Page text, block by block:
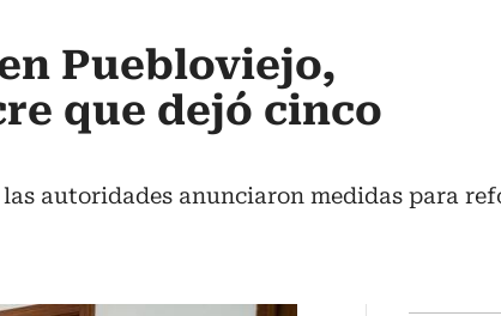
Puebloviejo,
que dejó cinco
autoridades anunciaron medidas para